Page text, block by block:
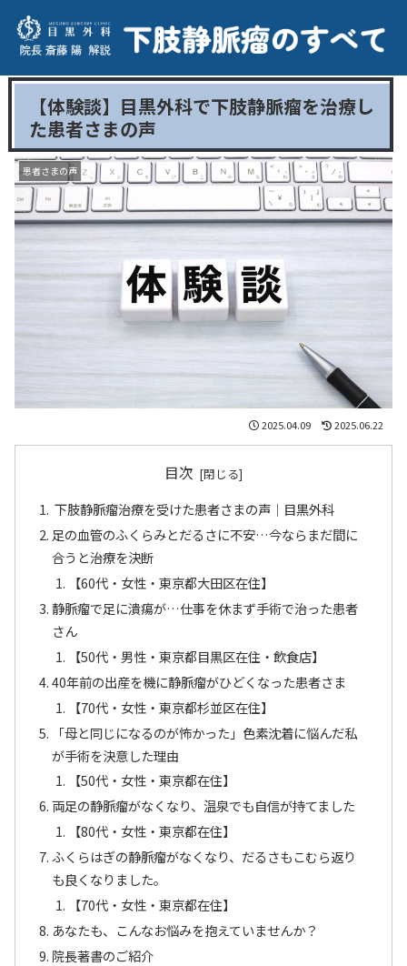
【体験談】目黒外科で下肢静脈瘤を治療し
た患者さまの声
患者さまの声
2025.04.09 2025.06.22
目次
下肢静脈瘤治療を受けた患者さまの声｜目黒外科
足の血管のふくらみとだるさに不安…今ならまだ間に
合うと治療を決断
【60代・女性・東京都大田区在住】
静脈瘤で足に潰瘍が…仕事を休まず手術で治った患者
さん
【50代・男性・東京都目黒区在住・飲食店】
40年前の出産を機に静脈瘤がひどくなった患者さま
【70代・女性・東京都杉並区在住】
「母と同じになるのが怖かった」色素沈着に悩んだ私
が手術を決意した理由
【50代・女性・東京都在住】
両足の静脈瘤がなくなり、温泉でも自信が持てました
【80代・女性・東京都在住】
ふくらはぎの静脈瘤がなくなり、だるさもこむら返り
も良くなりました。
【70代・女性・東京都在住】
あなたも、こんなお悩みを抱えていませんか？
院長著書のご紹介